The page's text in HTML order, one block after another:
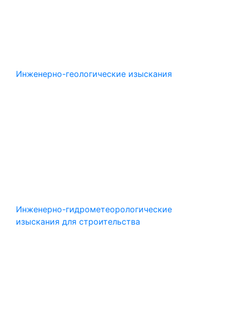
Инженерно-геологические изыскания
Инженерно-гидрометеорологические
изыскания для строительства